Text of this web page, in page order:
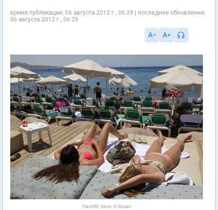
время публикации: 06 августа 2012 г., 06:29 | последнее обновление:
06 августа 2012 г., 06:29
Flash90. Фото: Н.Шохат